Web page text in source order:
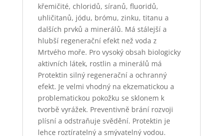
křemičité, chloridů, síranů, fluoridů,
uhličitanů, jódu, brómu, zinku, titanu a
dalších prvků a minerálů. Má stálejší a
hlubší regenerační efekt než voda z
Mrtvého moře. Pro vysoký obsah biologicky
aktivních látek, rostlin a minerálů má
Protektin silný regenerační a ochranný
efekt. Je velmi vhodný na ekzematickou a
problematickou pokožku se sklonem k
tvorbě vyrážek. Preventivně brání rozvoji
plísní a odstraňuje svědění. Protektin je
lehce roztíratelný a smývatelný vodou.